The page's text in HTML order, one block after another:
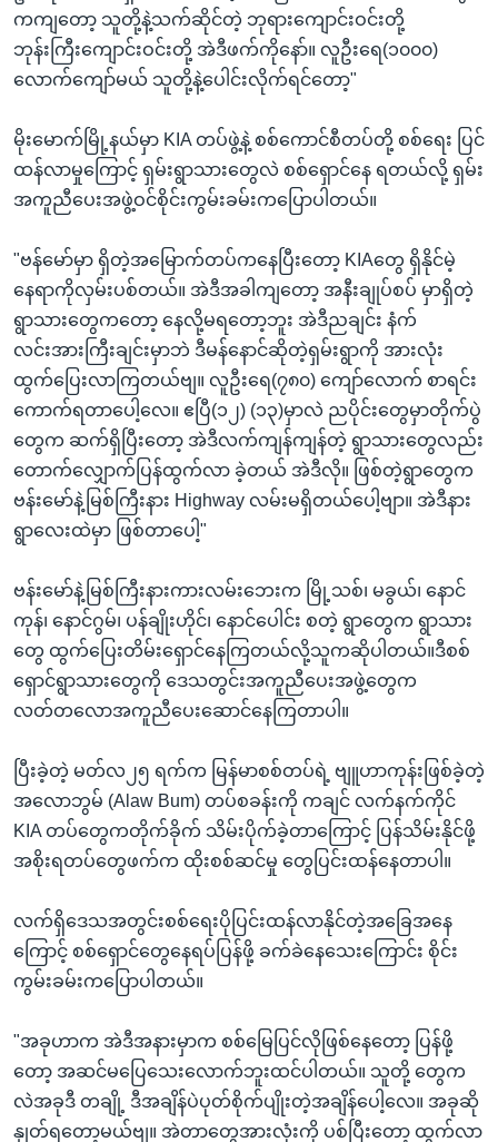
ကကျတော့ သူတို့နဲ့သက်ဆိုင်တဲ့ ဘုရားကျောင်းဝင်းတို့
ဘုန်းကြီးကျောင်းဝင်းတို့ အဲဒီဖက်ကိုနော်။ လူဦးရေ(၁၀၀၀)
လောက်ကျော်မယ် သူတို့နဲ့ပေါင်းလိုက်ရင်တော့"
မိုးမောက်မြို့နယ်မှာ KIA တပ်ဖွဲ့နဲ့ စစ်ကောင်စီတပ်တို့ စစ်ရေး ပြင်
ထန်လာမှုကြောင့် ရှမ်းရွာသားတွေလဲ စစ်ရှောင်နေ ရတယ်လို့ ရှမ်း
အကူညီပေးအဖွဲ့ဝင်စိုင်းကွမ်းခမ်းကပြောပါတယ်။
"ဗန်မော်မှာ ရှိတဲ့အမြောက်တပ်ကနေပြီးတော့ KIAတွေ ရှိနိုင်မဲ့
နေရာကိုလှမ်းပစ်တယ်။ အဲဒီအခါကျတော့ အနီးချုပ်စပ် မှာရှိတဲ့
ရွာသားတွေကတော့ နေလို့မရတော့ဘူး အဲဒီညချင်း နံက်
လင်းအားကြီးချင်းမှာဘဲ ဒီမန်နောင်ဆိုတဲ့ရှမ်းရွာကို အားလုံး
ထွက်ပြေးလာကြတယ်ဗျ။ လူဦးရေ(၇၈၀) ကျော်လောက် စာရင်း
ကောက်ရတာပေါ့လေ။ ဧပြီ(၁၂) (၁၃)မှာလဲ ညပိုင်းတွေမှာတိုက်ပွဲ
တွေက ဆက်ရှိပြီးတော့ အဲဒီလက်ကျန်ကျန်တဲ့ ရွာသားတွေလည်း
တောက်လျှောက်ပြန်ထွက်လာ ခဲ့တယ် အဲဒီလို။ ဖြစ်တဲ့ရွာတွေက
ဗန်းမော်နဲ့မြစ်ကြီးနား Highway လမ်းမရှိတယ်ပေါ့ဗျာ။ အဲဒီနား
ရွာလေးထဲမှာ ဖြစ်တာပေါ့"
ဗန်းမော်နဲ့မြစ်ကြီးနားကားလမ်းဘေးက မြို့သစ်၊ မခွယ်၊ နောင်
ကုန်၊ နောင်ဂွမ်၊ ပန်ချိုးဟိုင်၊ နောင်ပေါင်း စတဲ့ ရွာတွေက ရွာသား
တွေ ထွက်ပြေးတိမ်းရှောင်နေကြတယ်လို့သူကဆိုပါတယ်။ဒီစစ်
ရှောင်ရွာသားတွေကို ဒေသတွင်းအကူညီပေးအဖွဲ့တွေက
လတ်တလောအကူညီပေးဆောင်နေကြတာပါ။
ပြီးခဲ့တဲ့ မတ်လ၂၅ ရက်က မြန်မာစစ်တပ်ရဲ့ ဗျူဟာကုန်းဖြစ်ခဲ့တဲ့
အလောဘွမ် (Alaw Bum) တပ်စခန်းကို ကချင် လက်နက်ကိုင်
KIA တပ်တွေကတိုက်ခိုက် သိမ်းပိုက်ခဲ့တာကြောင့် ပြန်သိမ်းနိုင်ဖို့
အစိုးရတပ်တွေဖက်က ထိုးစစ်ဆင်မှု တွေပြင်းထန်နေတာပါ။
လက်ရှိဒေသအတွင်းစစ်ရေးပိုပြင်းထန်လာနိုင်တဲ့အခြေအနေ
ကြောင့် စစ်ရှောင်တွေနေရပ်ပြန်ဖို့ ခက်ခဲနေသေးကြောင်း စိုင်း
ကွမ်းခမ်းကပြောပါတယ်။
"အခုဟာက အဲဒီအနားမှာက စစ်မြေပြင်လိုဖြစ်နေတော့ ပြန်ဖို့
တော့ အဆင်မပြေသေးလောက်ဘူးထင်ပါတယ်။ သူတို့ တွေက
လဲအခုဒီ တချို့ ဒီအချိန်ပဲပုတ်စိုက်ပျိုးတဲ့အချိန်ပေါ့လေ။ အခုဆို
နှုတ်ရတော့မယ်ဗျ။ အဲတာတွေအားလုံးကို ပစ်ပြီးတော့ ထွက်လာ